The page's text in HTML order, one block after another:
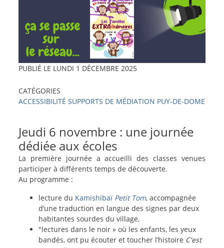
PUBLIÉ LE LUNDI 1 DÉCEMBRE 2025
CATÉGORIES
ACCESSIBILITÉ SUPPORTS DE MÉDIATION PUY-DE-DOME
actu
Jeudi 6 novembre : une journée
dédiée aux écoles
La première journée a accueilli des classes venues
participer à différents temps de découverte.
Au programme :
lecture du Kamishibaï Petit Tom, accompagnée
d’une traduction en langue des signes par deux
habitantes sourdes du village,
"lectures dans le noir » où les enfants, les yeux
bandés, ont pu écouter et toucher l’histoire C'est